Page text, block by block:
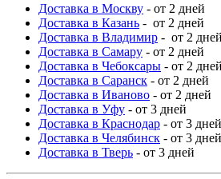
Доставка в Москву - от 2 дней
Доставка в Казань - от 2 дней
Доставка в Владимир - от 2 дней
Доставка в Самару - от 2 дней
Доставка в Чебоксары - от 2 дней
Доставка в Саранск - от 2 дней
Доставка в Иваново - от 2 дней
Доставка в Уфу - от 3 дней
Доставка в Краснодар - от 3 дней
Доставка в Челябинск - от 3 дней
Доставка в Тверь - от 3 дней